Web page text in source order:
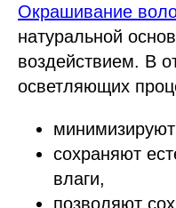
Окрашивание
натуральной
воздействием. В
осветляющих
сохраняют
влаги,
позволяют